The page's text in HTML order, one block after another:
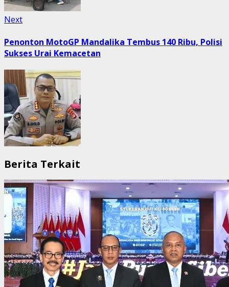
NextNext
Penonton MotoGP Mandalika Tembus 140 Ribu, Polisi
Sukses Urai Kemacetan
Berita Terkait